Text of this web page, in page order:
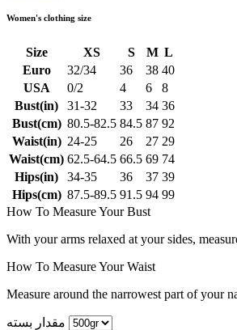
Women's clothing size
Size XS S M L
Euro
32/34 36 38 40
USA
0/2 4 6
8
Bust(in)
31-32 33 34 36
Bust(cm) 80.5-82.5 84.5 87 92
Waist(in) 24-25 26 27 29
Waist(cm) 62.5-64.5 66.5 69 74
Hips(in)
34-35 36 37 39
Hips(cm) 87.5-89.5 91.5 94 99
How To Measure Your Bust
With your arms relaxed at your sides,
How To Measure Your Waist
Measure around the narrowest part of your
مقدار بسته